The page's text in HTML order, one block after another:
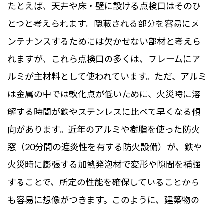
たとえば、天井や床・壁に設ける点検口はそのひ
とつと考えられます。隠蔽される部分を容易にメ
ンテナンスするためには欠かせない部材と考えら
れますが、これら点検口の多くは、フレームにア
ルミが主材料として使われています。ただ、アルミ
は金属の中では軟化点が低いために、火災時に溶
解する時間が鉄やステンレスに比べて早くなる傾
向があります。近年のアルミや樹脂を使った防火
窓（20分間の遮炎性を有する防火設備）が、鉄や
火災時に膨張する加熱発泡材で変形や隙間を補強
することで、所定の性能を確保していることから
も容易に想像がつきます。このように、建築物の